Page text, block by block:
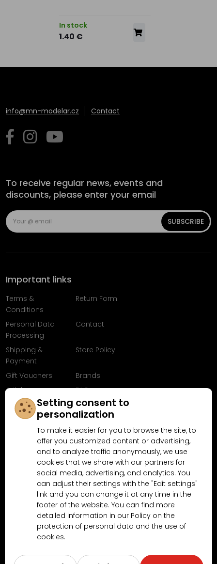
In stock
1.40 €
info@mn-modelar.cz Contact
To receive regular news, events and
discounts, please enter your email
SUBSCRIBE
Important links
Terms &
Conditions
Return Form
Personal Data
Processing
Contact
Shipping &
Payment
Store Policy
Gift Vouchers
Brands
Articles
FAQ
Follow us on
Facebook
Why shop at MN-Modelar.com
4.9/5(10481x) 4.5/5 (189x)
Setting consent to
personalization
To make it easier for you to browse the site, to
offer you customized content or advertising,
and to analyze traffic anonymously, we use
cookies that we share with our partners for
social media, advertising, and analytics. You
can adjust their settings with the "Edit settings"
link and you can change it at any time in the
footer of the website. You can find more
detailed information in our Policy on the
protection of personal data and the use of
cookies.